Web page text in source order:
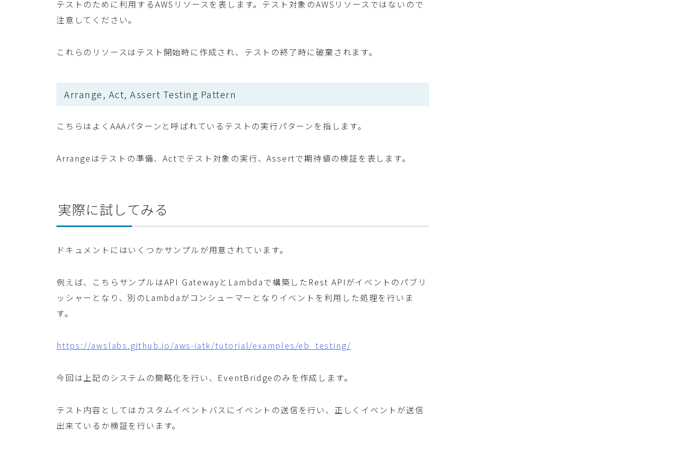
テストのために利用するAWSリソースを表します。テスト対象のAWSリソースではないので
注意してください。
これらのリソースはテスト開始時に作成され、テストの終了時に破棄されます。
Arrange, Act, Assert Testing Pattern
こちらはよくAAAパターンと呼ばれているテストの実行パターンを指します。
Arrangeはテストの準備、Actでテスト対象の実行、Assertで期待値の検証を表します。
実際に試してみる
ドキュメントにはいくつかサンプルが用意されています。
例えば、こちらサンプルはAPI GatewayとLambdaで構築したRest APIがイベントのパブリ
ッシャーとなり、別のLambdaがコンシューマーとなりイベントを利用した処理を行いま
す。
https://awslabs.github.io/aws-iatk/tutorial/examples/eb_testing/
今回は上記のシステムの簡略化を行い、EventBridgeのみを作成します。
テスト内容としてはカスタムイベントバスにイベントの送信を行い、正しくイベントが送信
出来ているか検証を行います。